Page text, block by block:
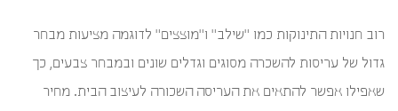
רוב חנויות התינוקות כמו "שילב" ו"מוצצים" לדוגמה מציעות מבחר
גדול של עריסות להשכרה מסוגים וגדלים שונים ובמבחר צבעים, כך
שאפילו אפשר להתאים את העריסה השכורה לעיצוב הבית. מחיר